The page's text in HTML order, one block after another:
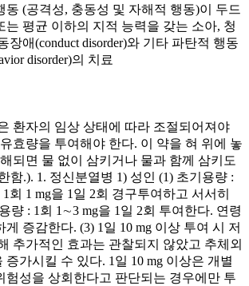
동 (공격성, 충동성 및 자해적 행동)이 두드
는 평균 이하의 지적 능력을 갖는 소아, 청
장애(conduct disorder)와 기타 파탄적 행동
disorder)의 치료
환자의 임상 상태에 따라 조절되어져야
효량을 투여해야 한다. 이 약을 혀 위에 놓
되면 물 없이 삼키거나 물과 함께 삼키도
함.). 1. 정신분열병 1) 성인 (1) 초기용량 :
회 1 mg을 1일 2회 경구투여하고 서서히
량 : 1회 1∼3 mg을 1일 2회 투여한다. 연령
증감한다. (3) 1일 10 mg 이상 투여 시 저
추가적인 효과는 관찰되지 않았고 추체외
증가시킬 수 있다. 1일 10 mg 이상은 개별
험성을 상회한다고 판단되는 경우에만 투